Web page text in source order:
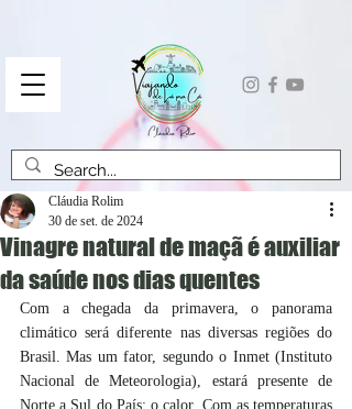
Vinagre natural de maçã é auxiliar
da saúde nos dias quentes
Cláudia Rolim
30 de set. de 2024
Com a chegada da primavera, o panorama
climático será diferente nas diversas regiões do
Brasil. Mas um fator, segundo o Inmet (Instituto
Nacional de Meteorologia), estará presente de
Norte a Sul do País: o calor. Com as temperaturas